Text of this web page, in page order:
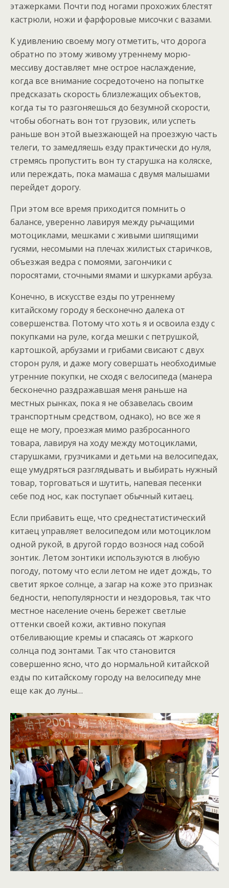
этажерками. Почти под ногами прохожих блестят
кастрюли, ножи и фарфоровые мисочки с вазами.
К удивлению своему могу отметить, что дорога
обратно по этому живому утреннему морю-
мессиву доставляет мне острое наслаждение,
когда все внимание сосредоточено на попытке
предсказать скорость близлежащих объектов,
когда ты то разгоняешься до безумной скорости,
чтобы обогнать вон тот грузовик, или успеть
раньше вон этой выезжающей на проезжую часть
телеги, то замедляешь езду практически до нуля,
стремясь пропустить вон ту старушка на коляске,
или переждать, пока мамаша с двумя малышами
перейдет дорогу.
При этом все время приходится помнить о
балансе, уверенно лавируя между рычащими
мотоциклами, мешками с живыми шипящими
гусями, несомыми на плечах жилистых старичков,
объезжая ведра с помоями, загончики с
поросятами, сточными ямами и шкурками арбуза.
Конечно, в искусстве езды по утреннему
китайскому городу я бесконечно далека от
совершенства. Потому что хоть я и освоила езду с
покупками на руле, когда мешки с петрушкой,
картошкой, арбузами и грибами свисают с двух
сторон руля, и даже могу совершать необходимые
утренние покупки, не сходя с велосипеда (манера
бесконечно раздражавшая меня раньше на
местных рынках, пока я не обзавелась своим
транспортным средством, однако), но все же я
еще не могу, проезжая мимо разбросанного
товара, лавируя на ходу между мотоциклами,
старушками, грузчиками и детьми на велосипедах,
еще умудряться разглядывать и выбирать нужный
товар, торговаться и шутить, напевая песенки
себе под нос, как поступает обычный китаец.
Если прибавить еще, что среднестатистический
китаец управляет велосипедом или мотоциклом
одной рукой, в другой гордо вознося над собой
зонтик. Летом зонтики используются в любую
погоду, потому что если летом не идет дождь, то
светит яркое солнце, а загар на коже это признак
бедности, непопулярности и нездоровья, так что
местное население очень бережет светлые
оттенки своей кожи, активно покупая
отбеливающие кремы и спасаясь от жаркого
солнца под зонтами. Так что становится
совершенно ясно, что до нормальной китайской
езды по китайскому городу на велосипеду мне
еще как до луны…